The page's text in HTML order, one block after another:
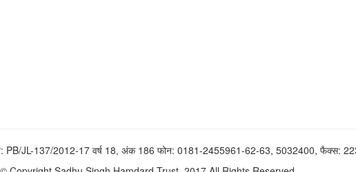
PB/JL-137/2012-17 वर्ष 18, अंक 186 फोन: 0181-2455961-62-63, 5032400, फैक्स: